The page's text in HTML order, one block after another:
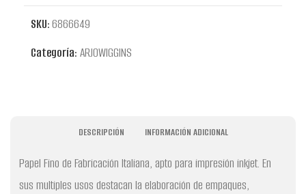
SKU:6866649
Categoría: ARJOWIGGINS
DESCRIPCIÓN INFORMACIÓN ADICIONAL
Papel Fino de Fabricación Italiana, apto para impresión inkjet. En
sus multiples usos destacan la elaboración de empaques,